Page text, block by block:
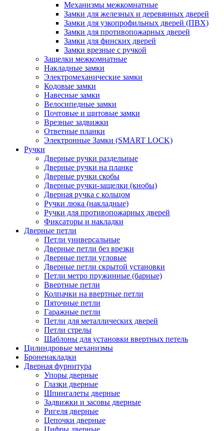
Механизмы межкомнатные
Замки для железных и деревянных дверей
Замки для узкопрофильных дверей (ПВХ)
Замки для противопожарных дверей
Замки для финских дверей
Замки врезные с ручкой
Защелки межкомнатные
Накладные замки
Электромеханические замки
Кодовые замки
Навесные замки
Велосипедные замки
Почтовые и щитовые замки
Врезные задвижки
Ответные планки
Электронные Замки (SMART LOCK)
Ручки
Дверные ручки раздельные
Дверные ручки на планке
Дверные ручки скобы
Дверные ручки-защелки (кнобы)
Дверная ручка с кольцом
Ручки люка (накладные)
Ручки для противопожарных дверей
Фиксаторы и накладки
Дверные петли
Петли универсальные
Дверные петли без врезки
Дверные петли угловые
Дверные петли скрытой установки
Петли метро пружинные (барные)
Ввертные петли
Колпачки на ввертные петли
Пяточные петли
Гаражные петли
Петли для металлических дверей
Петли стрелы
Шаблоны для установки ввертных петель
Цилиндровые механизмы
Броненакладки
Дверная фурнитура
Упоры дверные
Глазки дверные
Шпингалеты дверные
Задвижки и засовы дверные
Ригеля дверные
Цепочки дверные
Цифры дверные